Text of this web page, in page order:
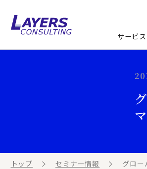
サービ
コンサルテ
コンサルテ
セミナー情報
最新ソリュ
ビジネス用
連載／寄稿
トップ セミナー情報 グロー